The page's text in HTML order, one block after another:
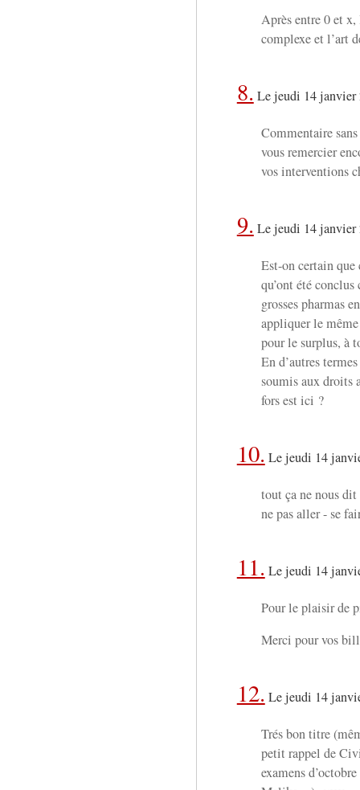
Après entre 0 et
complexe et l’art
8. Le jeudi 14 janvier
Commentaire
vous remercier
vos interventions
9. Le jeudi 14 janvier
Est-on certain que
qu’ont été
grosses pharmas
appliquer le
pour le surplus, à
En d’autres
soumis aux droits
fors est ici ?
10. Le jeudi 14
tout ça ne nous
ne pas aller - se
11. Le jeudi 14
Pour le plaisir de
Merci pour vos
12. Le jeudi 14
Trés bon titre
petit rappel de
examens